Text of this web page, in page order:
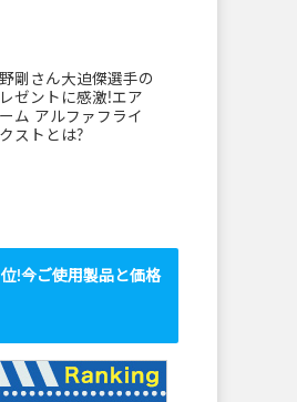
剛さん大迫傑選手の
ゼントに感激!エア
ム アルファフライ
ストとは?
!今ご使用製品と価格